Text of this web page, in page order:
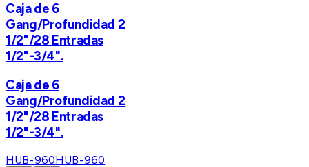
Caja de 6
Gang/Profundidad 2
1/2"/28 Entradas
1/2"-3/4".
Caja de 6
Gang/Profundidad 2
1/2"/28 Entradas
1/2"-3/4".
HUB-960HUB-960